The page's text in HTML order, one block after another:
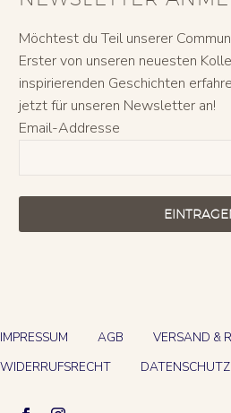
Möchtest du Teil unserer
Erster von unseren neuesten
inspirierenden Geschichten
jetzt für unseren Newsletter an!
Email-Addresse
IMPRESSUM AGB
VERSAND &
WIDERRUFSRECHT
DATENSCHUTZ